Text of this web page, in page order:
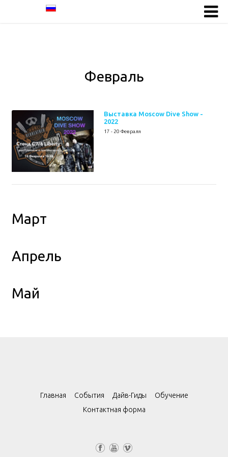
Февраль
Выставка Moscow Dive Show -
2022
17 - 20 Февраля
Март
Апрель
Май
Главная События Дайв-Гиды
Обучение
Контактная форма